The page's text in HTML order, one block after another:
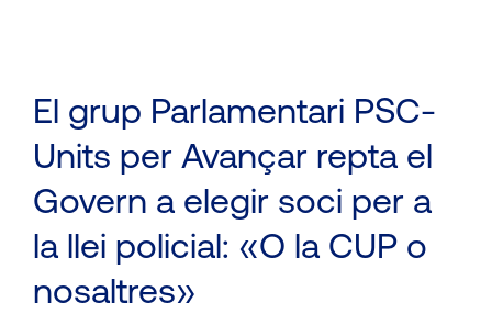
El grup Parlamentari PSC-
Units per Avançar repta el
Govern a elegir soci per a
la llei policial: «O la CUP o
nosaltres»